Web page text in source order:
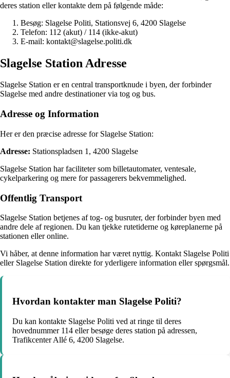
deres station eller kontakte dem på følgende måde:
Besøg: Slagelse Politi, Stationsvej 6, 4200 Slagelse
Telefon: 112 (akut) / 114 (ikke-akut)
E-mail: kontakt@slagelse.politi.dk
Slagelse Station Adresse
Slagelse Station er en central transportknude i byen, der forbinder
Slagelse med andre destinationer via tog og bus.
Adresse og Information
Her er den præcise adresse for Slagelse Station:
Adresse: Stationspladsen 1, 4200 Slagelse
Slagelse Station har faciliteter som billetautomater, ventesale,
cykelparkering og mere for passagerers bekvemmelighed.
Offentlig Transport
Slagelse Station betjenes af tog- og busruter, der forbinder byen med
andre dele af regionen. Du kan tjekke rutetiderne og køreplanerne på
stationen eller online.
Vi håber, at denne information har været nyttig. Kontakt Slagelse Politi
eller Slagelse Station direkte for yderligere information eller spørgsmål.
Hvordan kontakter man Slagelse Politi?
Du kan kontakte Slagelse Politi ved at ringe til deres
hovednummer 114 eller besøge deres station på adressen,
Trafikcenter Allé 6, 4200 Slagelse.